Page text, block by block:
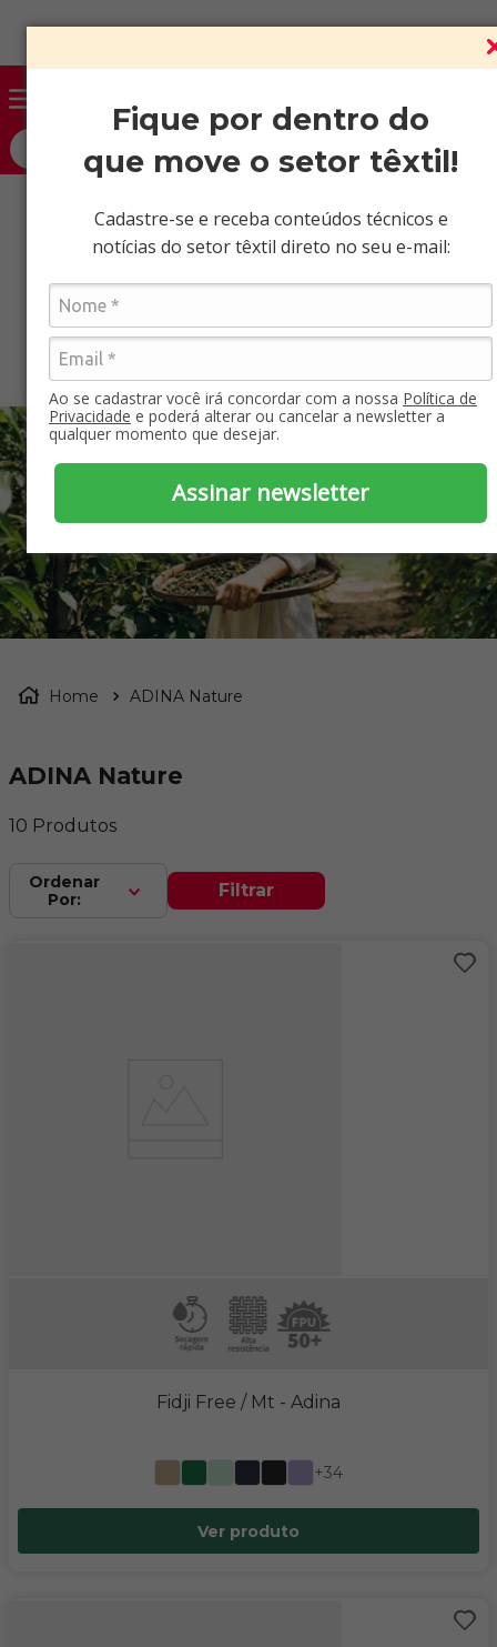
Fique por dentro do
que move o setor têxtil!
Cadastre-se e receba conteúdos técnicos e
notícias do setor têxtil direto no seu e-mail:
Ao se cadastrar você irá concordar com a nossa Política de
Privacidade e poderá alterar ou cancelar a newsletter a
qualquer momento que desejar.
Assinar newsletter
O que você procura?
ADINA Nature
ADINA Nature
10 Produtos
Filtrar
Fidji Free / Mt - Adina
+34
Ver produto